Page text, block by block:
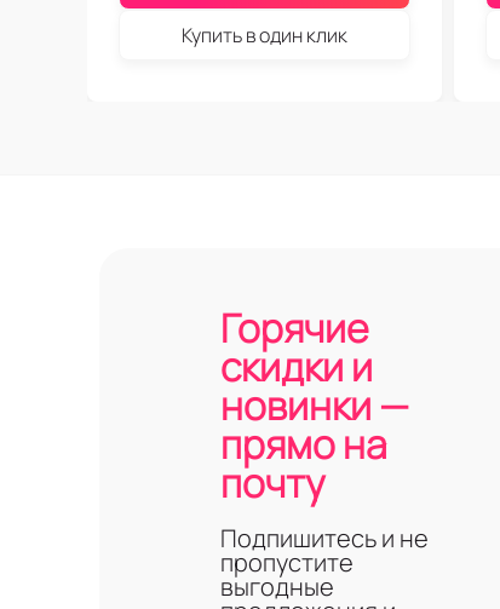
Купить в один клик
Горячие
скидки и
новинки —
прямо на
почту
Подпишитесь и не
пропустите
выгодные